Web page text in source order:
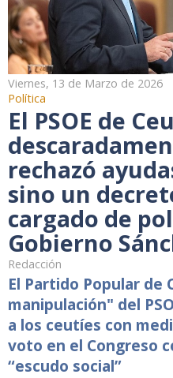
Viernes, 13 de Marzo de 2026
Política
El PSOE de
rechazó
sino un
cargado de
Gobierno
Redacción
El Partido Popular de
manipulación" del
a los ceutíes con
voto en el Congreso
“escudo social”